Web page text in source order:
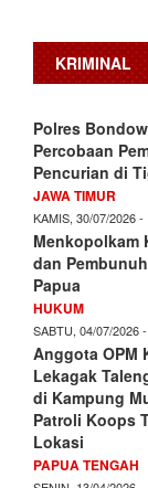
KRIMINAL
Polres
Percobaan
Pencurian di
JAWA TIMUR
KAMIS, 30/07/2026 -
Menkopolkam
dan
Papua
HUKUM
SABTU, 04/07/2026
Anggota OPM
Lekagak
di Kampung
Patroli Koops
Lokasi
PAPUA TENGAH